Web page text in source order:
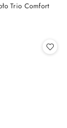
Trio Comfort